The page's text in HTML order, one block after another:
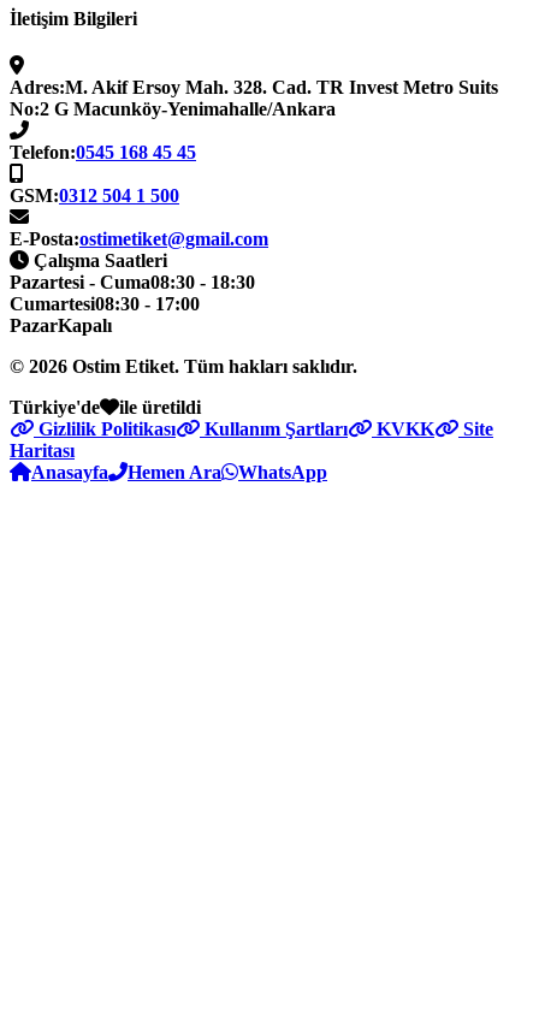
İletişim Bilgileri
Adres:M. Akif Ersoy Mah. 328. Cad. TR Invest Metro Suits
No:2 G Macunköy-Yenimahalle/Ankara
Telefon:0545 168 45 45
GSM:0312 504 1 500
E-Posta:ostimetiket@gmail.com
Çalışma Saatleri
Pazartesi - Cuma08:30 - 18:30
Cumartesi08:30 - 17:00
PazarKapalı
© 2026 Ostim Etiket. Tüm hakları saklıdır.
Türkiye'de
ile üretildi
Gizlilik Politikası
Kullanım Şartları KVKK
Site
Haritası
Anasayfa
Hemen Ara WhatsApp